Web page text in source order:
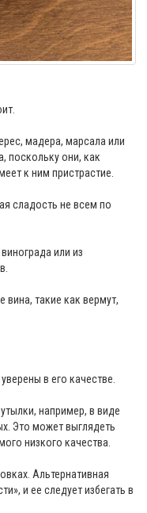
мадера, марсала или
поскольку они, как
к ним пристрастие.
сладость не всем по
или из
такие как вермут,
в его качестве.
например, в виде
Это может выглядеть
низкого качества.
Альтернативная
и ее следует избегать в